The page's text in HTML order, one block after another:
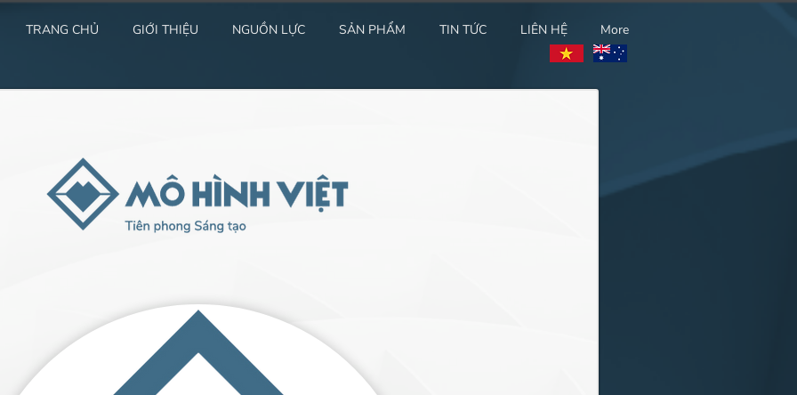
TRANG CHỦ GIỚI THIỆU NGUỒN LỰC SẢN PHẨM TIN TỨC LIÊN HỆ More